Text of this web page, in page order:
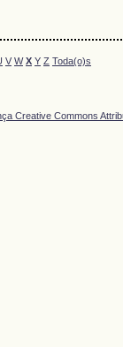
V W X Y Z Toda(o)s
Creative Commons